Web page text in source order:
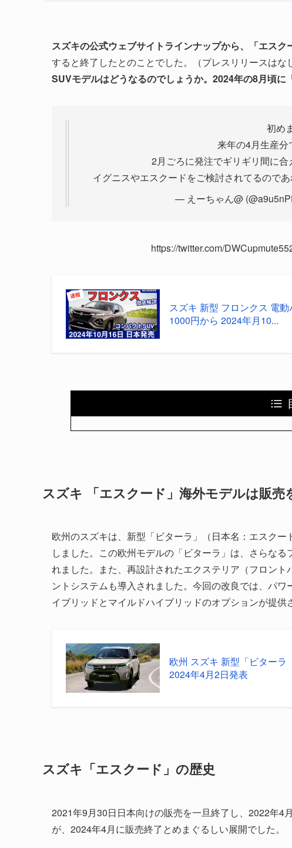
スズキの公式ウェブサイトラインナップから、「エスク
すると終了したとのことでした。（プレスリリースはな
SUVモデルはどうなるのでしょうか。2024年の8月頃に
初め
来年の4月生産分
2月ごろに発注でギリギリ間に合
イグニスやエスクードをご検討されてるので
— えーちゃん@
https://twitter.com/
スズキ 新型 フロンクス 電
1000円から 2024年月10...
スズキ 「エスクード」海外モデルは販売
欧州のスズキは、新型「ビターラ」（日本名：エスク
しました。この欧州モデルの「ビターラ」は、さらな
れました。また、再設計されたエクステリア（フロン
ントシステムも導入されました。今回の改良では、パ
イブリッドとマイルドハイブリッドのオプションが提供
欧州 スズキ 新型「ビターラ
2024年4月2日発表
スズキ「エスクード」の歴史
2021年9月30日日本向けの販売を一旦終了し、2022年4
が、2024年4月に販売終了とめまぐるしい展開でした。